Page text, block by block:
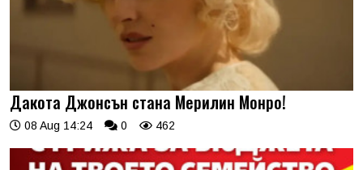
Дакота Джонсън стана Мерилин Монро!
08 Aug 14:24 0 462